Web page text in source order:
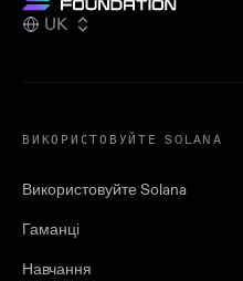
UK
ВИКОРИСТОВУЙТЕ SOLANA
Використовуйте Solana
Гаманці
Навчання